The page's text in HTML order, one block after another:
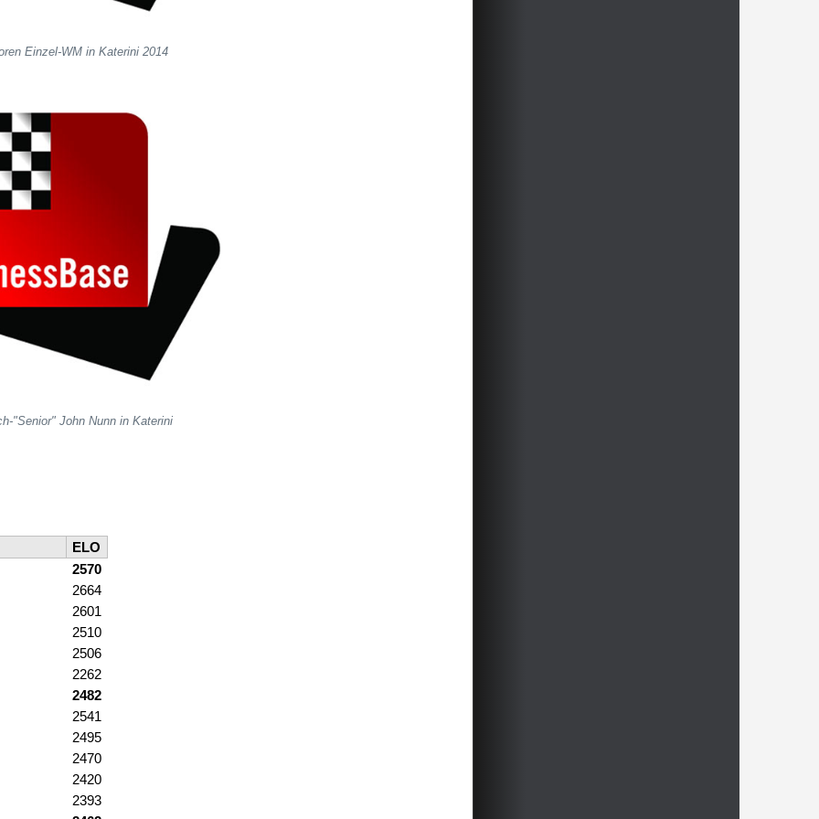
Einzel-WM in Katerini 2014
"Senior" John Nunn in Katerini
ELO
2570
2664
2601
2510
2506
2262
2482
2541
2495
2470
2420
2393